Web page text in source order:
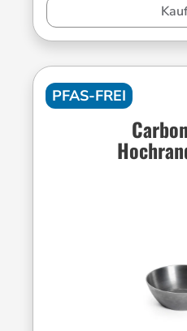
PFAS-FREI